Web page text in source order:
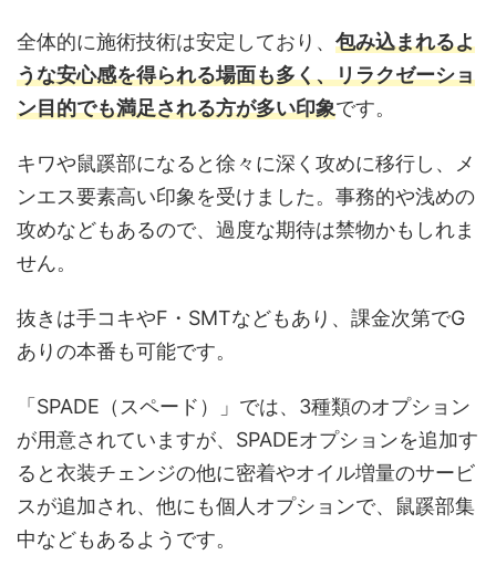
全体的に施術技術は安定しており、 包み込まれるよ
うな安心感を得られる場面も多く、リラクゼーショ
ン目的でも満足される方が多い印象です。
キワや鼠蹊部になると徐々に深く攻めに移行し、メ
ンエス要素高い印象を受けました。事務的や浅めの
攻めなどもあるので、過度な期待は禁物かもしれま
せん。
抜きは手コキやF・SMTなどもあり、課金次第でG
ありの本番も可能です。
「SPADE（スペード）」では、3種類のオプション
が用意されていますが、SPADEオプションを追加す
ると衣装チェンジの他に密着やオイル増量のサービ
スが追加され、 他にも個人オプションで、鼠蹊部集
中などもあるようです。